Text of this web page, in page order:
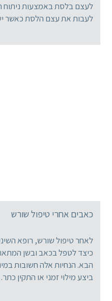
לעצם בלסת באמצעות ניתוח
לעבות את עצם הלסת כאשר
כאבים אחרי טיפול שורש
לאחר טיפול שורש, רופא
כיצד לטפל בכאב ובשן
הבא. הנחיות אלה חשובות
ביצע מילוי זמני או התקין כתר.